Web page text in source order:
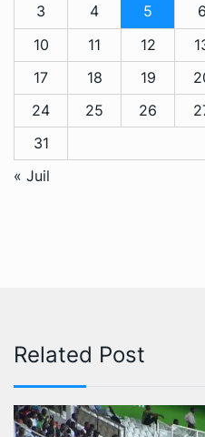
3
4 5 6
10
11 12
17
18 19
24
25 26
31
« Juil
Related Post